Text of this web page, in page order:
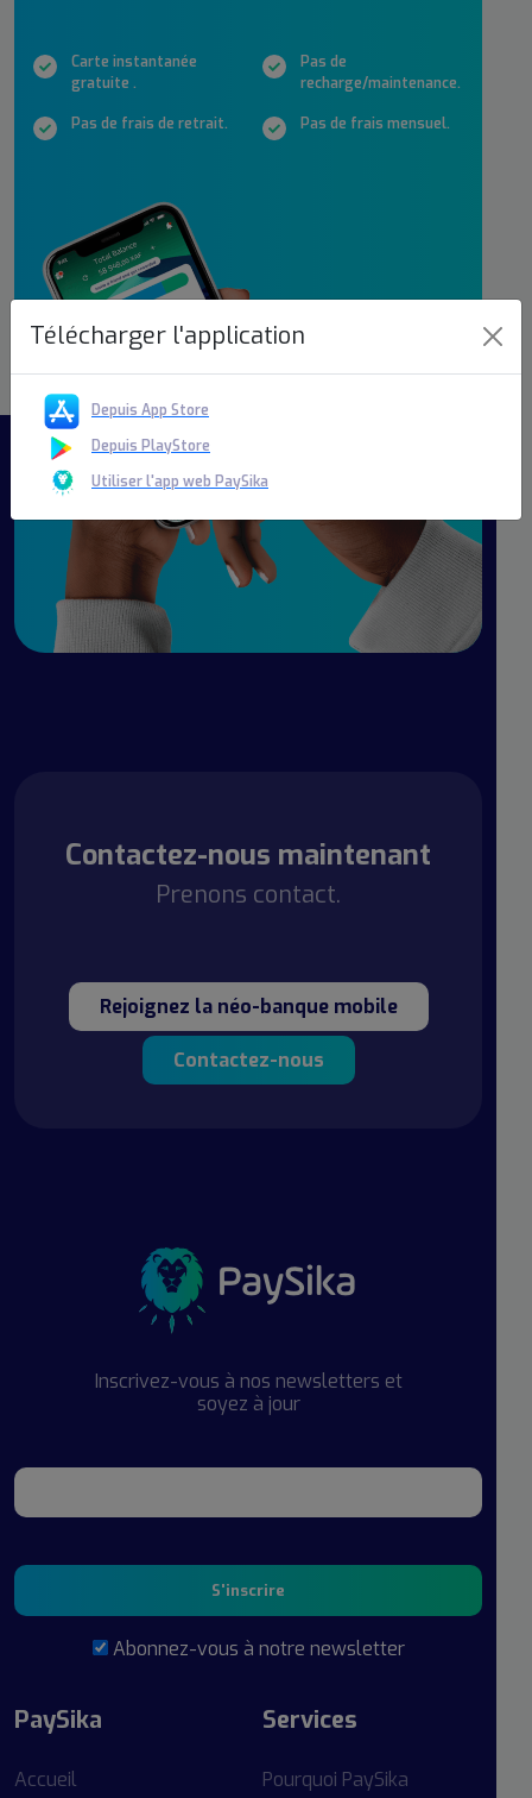
Carte instantanée
gratuite .
Pas de
recharge/maintenance.
Pas de frais de retrait. Pas de frais mensuel.
Contactez-nous maintenant
Prenons contact.
Rejoignez la néo-banque mobile
Contactez-nous
Inscrivez-vous à nos newsletters et
soyez à jour
S'inscrire
Abonnez-vous à notre newsletter
PaySika
Accueil
Services
Pourquoi PaySika
Télécharger l'application
Depuis App Store
Depuis PlayStore
Utiliser l'app web PaySika